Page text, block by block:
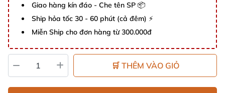
Giao hàng kín đáo - Che tên SP 📦
Ship hỏa tốc 30 - 60 phút (cả đêm) ⚡
Miễn Ship cho đơn hàng từ 300.000đ
🛒 THÊM VÀO GIỎ